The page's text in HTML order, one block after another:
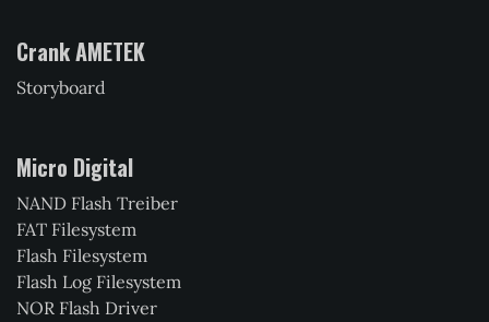
Crank AMETEK
Storyboard
Micro Digital
NAND Flash Treiber
FAT Filesystem
Flash Filesystem
Flash Log Filesystem
NOR Flash Driver